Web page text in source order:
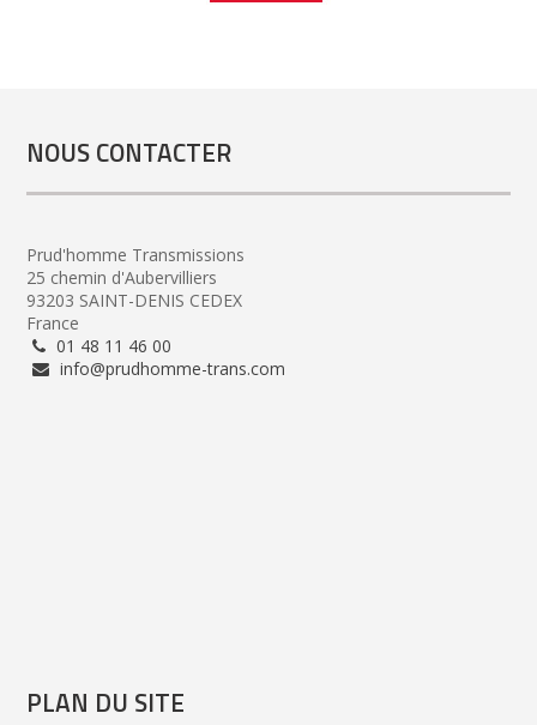
NOUS CONTACTER
Prud'homme Transmissions
25 chemin d'Aubervilliers
93203 SAINT-DENIS CEDEX
France
01 48 11 46 00
info@prudhomme-trans.com
PLAN DU SITE